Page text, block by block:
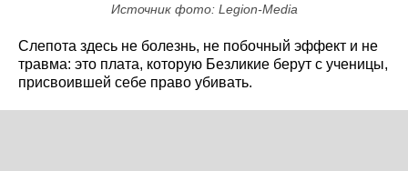
Источник фото: Legion-Media
Слепота здесь не болезнь, не побочный эффект и не
травма: это плата, которую Безликие берут с ученицы,
присвоившей себе право убивать.